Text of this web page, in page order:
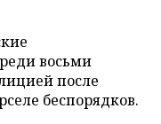
восьми
после
беспорядков.